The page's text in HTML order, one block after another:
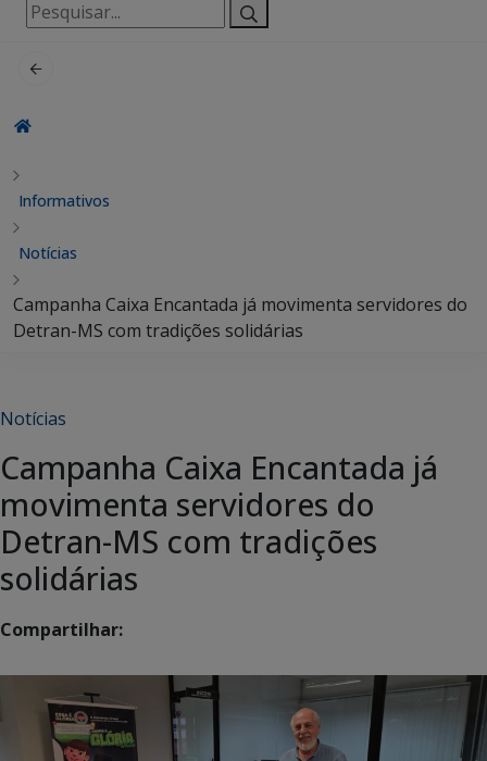
Pesquisar
por:
Informativos
Notícias
Campanha Caixa Encantada já movimenta servidores do
Detran-MS com tradições solidárias
Notícias
Campanha Caixa Encantada já
movimenta servidores do
Detran-MS com tradições
solidárias
Compartilhar: